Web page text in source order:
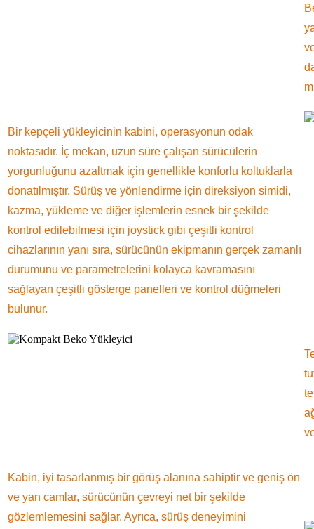
Bir kepçeli yükleyicinin kabini, operasyonun odak
noktasıdır. İç mekan, uzun süre çalışan sürücülerin
yorgunluğunu azaltmak için genellikle konforlu koltuklarla
donatılmıştır. Sürüş ve yönlendirme için direksiyon simidi,
kazma, yükleme ve diğer işlemlerin esnek bir şekilde
kontrol edilebilmesi için joystick gibi çeşitli kontrol
cihazlarının yanı sıra, sürücünün ekipmanın gerçek zamanlı
durumunu ve parametrelerini kolayca kavramasını
sağlayan çeşitli gösterge panelleri ve kontrol düğmeleri
bulunur.
Kabin, iyi tasarlanmış bir görüş alanına sahiptir ve geniş ön
ve yan camlar, sürücünün çevreyi net bir şekilde
gözlemlemesini sağlar. Ayrıca, sürüş deneyimini